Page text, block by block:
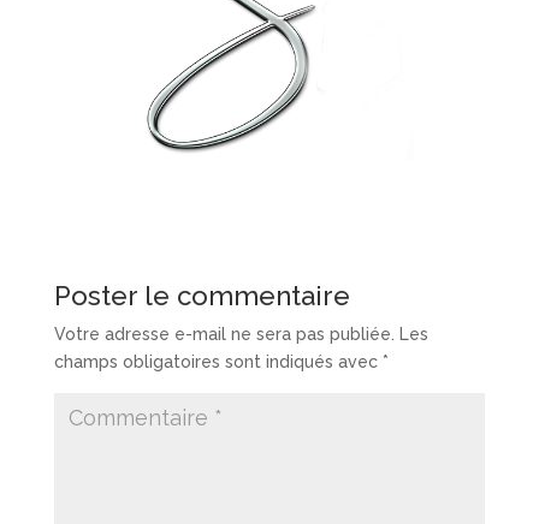
Poster le commentaire
Votre adresse e-mail ne sera pas publiée. Les
champs obligatoires sont indiqués avec *